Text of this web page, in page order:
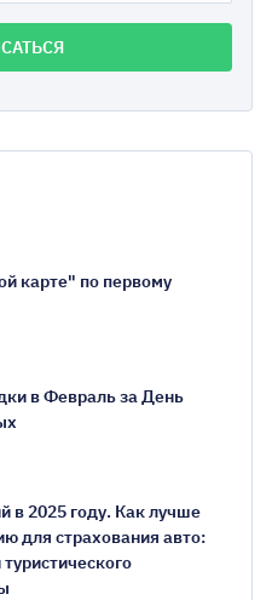
карте" по первому
в Февраль за День
в 2025 году. Как лучше
для страхования авто: